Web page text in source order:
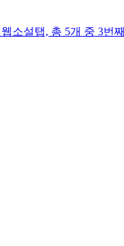
웹소설탭, 총 5개 중 3번째